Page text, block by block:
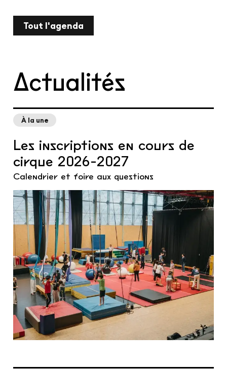
Tout l'agenda
Actualités
À la une
Les inscriptions en cours de
cirque 2026-2027
Calendrier et foire aux questions